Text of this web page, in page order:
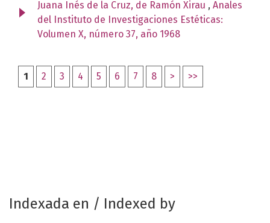
Juana Inés de la Cruz, de Ramón Xirau , Anales
del Instituto de Investigaciones Estéticas:
Volumen X, número 37, año 1968
1 2 3 4 5 6 7 8 > >>
Indexada en / Indexed by